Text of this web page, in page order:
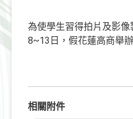
為使學生習得拍片及影
8~13日，假花蓮高商舉
相關附件